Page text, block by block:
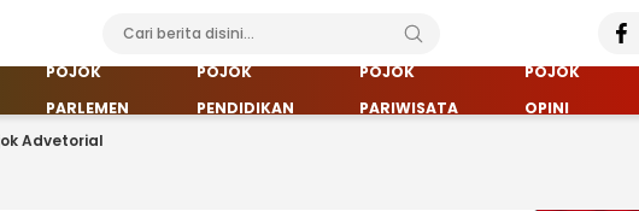
POJOK
PARLEMEN
POJOK
PENDIDIKAN
POJOK
PARIWISATA
POJOK
OPINI
Advetorial